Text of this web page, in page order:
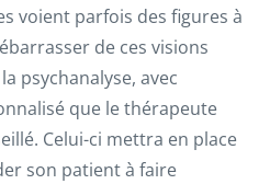
voient parfois des figures à
de ces visions
psychanalyse, avec
que le thérapeute
Celui-ci mettra en place
son patient à faire